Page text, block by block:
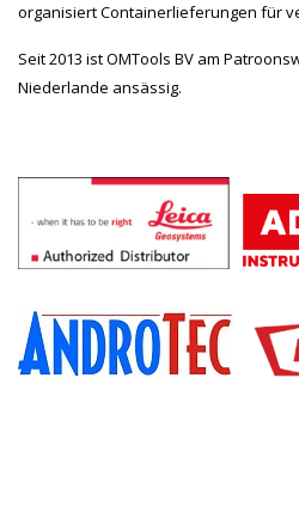
organisiert Containerlieferungen für
Seit 2013 ist OMTools BV am
Niederlande ansässig.